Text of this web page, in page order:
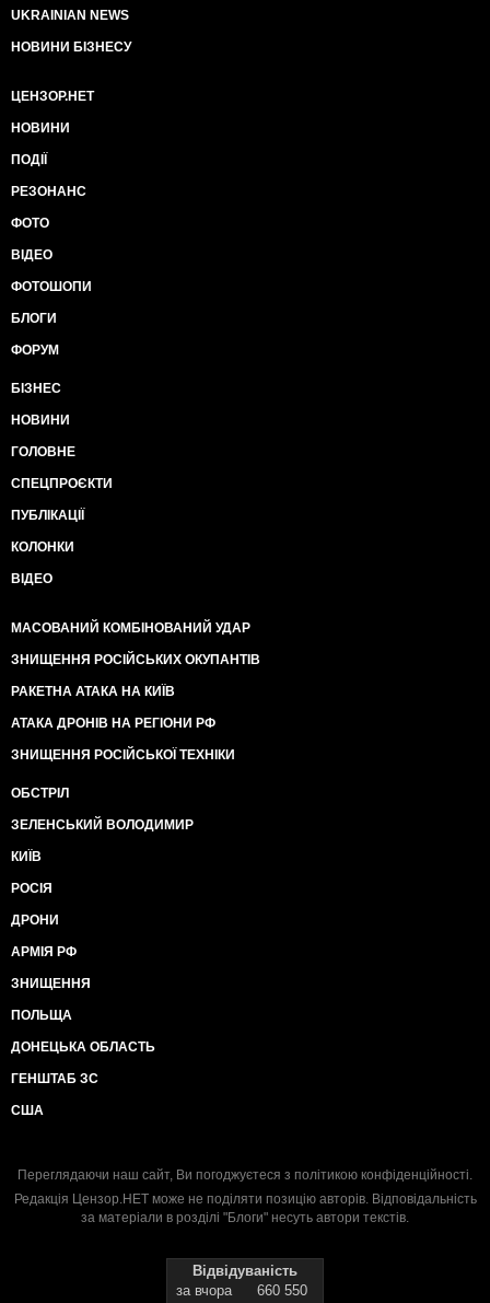
UKRAINIAN NEWS
НОВИНИ БІЗНЕСУ
ЦЕНЗОР.НЕТ
НОВИНИ
ПОДІЇ
РЕЗОНАНС
ФОТО
ВІДЕО
ФОТОШОПИ
БЛОГИ
ФОРУМ
БІЗНЕС
НОВИНИ
ГОЛОВНЕ
СПЕЦПРОЄКТИ
ПУБЛІКАЦІЇ
КОЛОНКИ
ВІДЕО
МАСОВАНИЙ КОМБІНОВАНИЙ УДАР
ЗНИЩЕННЯ РОСІЙСЬКИХ ОКУПАНТІВ
РАКЕТНА АТАКА НА КИЇВ
АТАКА ДРОНІВ НА РЕГІОНИ РФ
ЗНИЩЕННЯ РОСІЙСЬКОЇ ТЕХНІКИ
ОБСТРІЛ
ЗЕЛЕНСЬКИЙ ВОЛОДИМИР
КИЇВ
РОСІЯ
ДРОНИ
АРМІЯ РФ
ЗНИЩЕННЯ
ПОЛЬЩА
ДОНЕЦЬКА ОБЛАСТЬ
ГЕНШТАБ ЗС
США
Переглядаючи наш сайт, Ви погоджуєтеся з політикою конфіденційності.
Редакція Цензор.НЕТ може не поділяти позицію авторів. Відповідальність
за матеріали в розділі "Блоги" несуть автори текстів.
Відвідуваність
за вчора
660 550